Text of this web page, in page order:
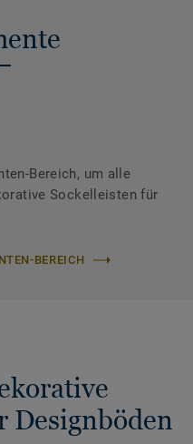
Bereich, um alle
Sockelleisten für
BEREICH
Designböden